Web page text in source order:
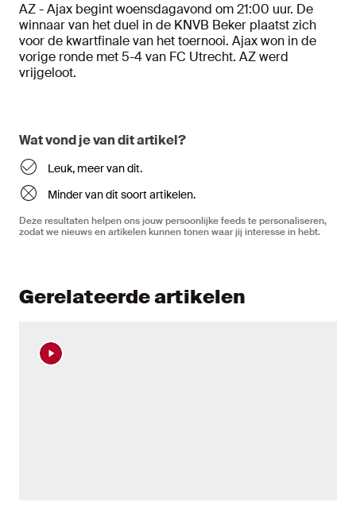
AZ - Ajax begint woensdagavond om 21:00 uur. De
winnaar van het duel in de KNVB Beker plaatst zich
voor de kwartfinale van het toernooi. Ajax won in de
vorige ronde met 5-4 van FC Utrecht. AZ werd
vrijgeloot.
Wat vond je van dit artikel?
Leuk, meer van dit.
Minder van dit soort artikelen.
Deze resultaten helpen ons jouw persoonlijke feeds te personaliseren,
zodat we nieuws en artikelen kunnen tonen waar jij interesse in hebt.
Gerelateerde artikelen